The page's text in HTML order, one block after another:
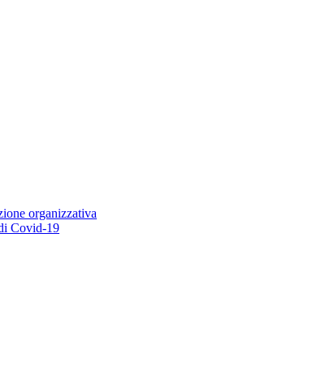
organizzativa
Covid-19